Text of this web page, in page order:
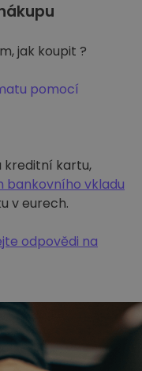
jak koupit ?
pomocí
kreditní kartu,
vkladu
v eurech.
odpovědi na